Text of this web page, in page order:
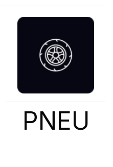
PNEU